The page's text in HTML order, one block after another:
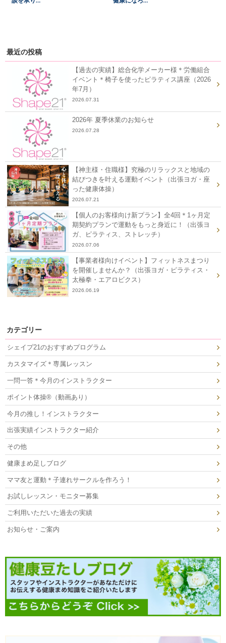
最近の投稿
【過去の実績】総合化学メーカー様＊労働組合
イベント＊椅子を使ったピラティス講座（2026
年7月）
2026.07.31
2026年 夏季休業のお知らせ
2026.07.28
【神主様・住職様】究極のリラックスと地域の
結びつきを叶える運動イベント（出張ヨガ・座
った健康体操）
2026.07.21
【個人のお客様向け新プラン】全4回＊1ヶ月定
期契約プランで運動をもっと身近に！（出張ヨ
ガ、ピラティス、ストレッチ）
2026.07.06
【事業者様向けイベント】フィットネスまつり
を開催しませんか？（出張ヨガ・ピラティス・
太極拳・エアロビクス）
2026.06.19
カテゴリー
シェイプ21のおすすめプログラム
カスタマイズ＊専属レッスン
一問一答＊今月のインストラクター
ポイント体操®（動画あり）
今月の推し！インストラクター
出張実績インストラクター紹介
その他
健康まめ足しブログ
ママ友と運動＊子連れサークルを作ろう！
お試しレッスン・モニター募集
ご利用いただいた過去の実績
お知らせ・ご案内